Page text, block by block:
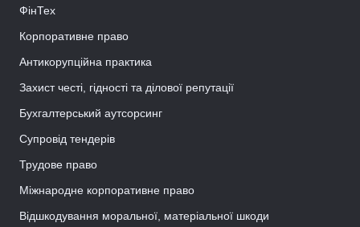
ФінТех
Корпоративне право
Антикорупційна практика
Захист честі, гідності та ділової репутації
Бухгалтерський аутсорсинг
Супровід тендерів
Трудове право
Міжнародне корпоративне право
Відшкодування моральної, матеріальної шкоди